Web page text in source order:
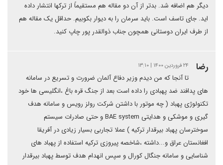
دیگر هم اضافه شد. بدتر از آن دو مقاله هم مستقیماً از ترکها انتشار داده
اید. جای تاسف است. باید سرمان را به دیوار بکوبیم. حداقل یک مقاله هم
از طرف ایران دوستانی همچون جناب ذوالقدر پور چاپ کنید.
رضا ۲۴ فروردین ۱۴۰۰ | ۱۳:۱۰
تا آنجا که من دیدم وزیر دفاع آلمان ضرورت و تسریع در سامانه
های پدافند ضد پهبادی را داده است بعد از جنگ قره باغ ،انگلیسی ها خود
تکنولوژی پهباد ( چه موتور با داشتن شرکت رولز رویس و سامانه هدف
گیری و موشکی و هدایتی BAE system و حتی صادرات سیستم
سوخترسان پهباد بیرقدار ترکیه ) عملا تجاربی بسیار زیادی در آفریقا
افغانستان عراق و...داشته ،شاخصه پیروزی ترکیه استفاده از پهباد های
شناسایی و سامانه جنگال کورال و سپس انهدام هدف توسط پهباد بیرقدار